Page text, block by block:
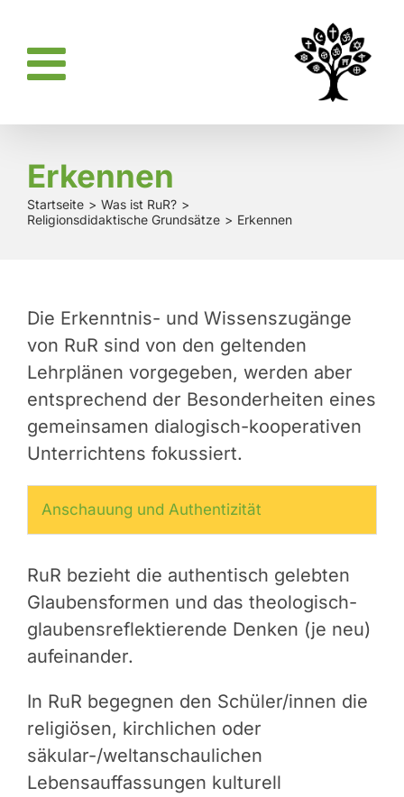
springen
Erkennen
Startseite
Was ist RuR?
Religionsdidaktische Grundsätze
Erkennen
Die Erkenntnis- und Wissenszugänge
von RuR sind von den geltenden
Lehrplänen vorgegeben, werden aber
entsprechend der Besonderheiten eines
gemeinsamen dialogisch-kooperativen
Unterrichtens fokussiert.
Anschauung und Authentizität
RuR bezieht die authentisch gelebten
Glaubensformen und das theologisch-
glaubensreflektierende Denken (je neu)
aufeinander.
In RuR begegnen den Schüler/innen die
religiösen, kirchlichen oder
säkular-/weltanschaulichen
Lebensauffassungen kulturell